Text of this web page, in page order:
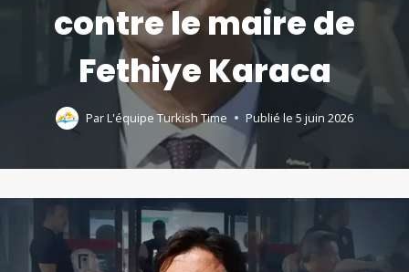
contre le maire de
Fethiye Karaca
ParL'équipe Turkish Time Publié le 5 juin 2026